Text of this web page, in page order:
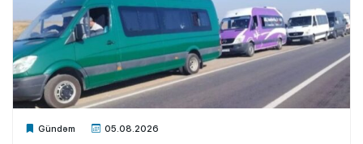
Gündəm 05.08.2026
Xalq.Online